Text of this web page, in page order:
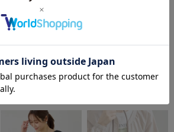
【Esther Bunny Little me
ets ROPE' PICNIC】ぬい
ぐるみ
¥2,745
ランタンスリーブリップ
ルカットトップス
¥2,699
2件